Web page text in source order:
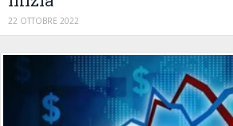
22 OTTOBRE 2022